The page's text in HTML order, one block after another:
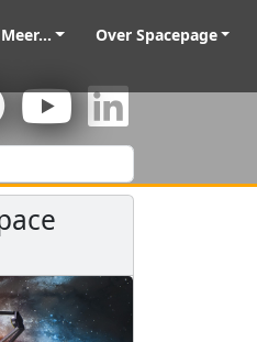
Meer... Over Spacepage